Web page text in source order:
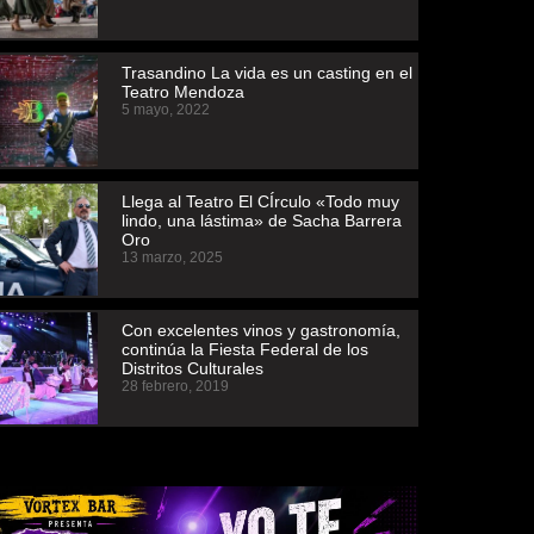
Trasandino La vida es un casting en el
Teatro Mendoza
5 mayo, 2022
Llega al Teatro El CÍrculo «Todo muy
lindo, una lástima» de Sacha Barrera
Oro
13 marzo, 2025
Con excelentes vinos y gastronomía,
continúa la Fiesta Federal de los
Distritos Culturales
28 febrero, 2019